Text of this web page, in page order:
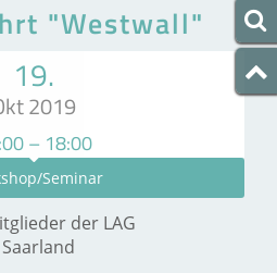
"Westwall"
19.
2019
– 18:00
Seminar
der LAG